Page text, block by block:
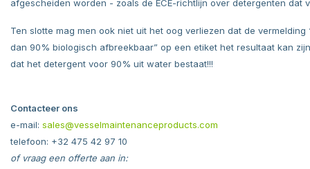
afgescheiden worden - zoals de ECE-richtlijn over detergenten dat
Ten slotte mag men ook niet uit het oog verliezen dat de vermelding
dan 90% biologisch afbreekbaar” op een etiket het resultaat kan
dat het detergent voor 90% uit water bestaat!!!
Contacteer ons
e-mail: sales@vesselmaintenanceproducts.com
telefoon: +32 475 42 97 10
of vraag een offerte aan in: